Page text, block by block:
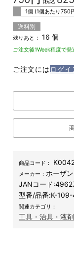
1個 (1個あたり750
送料別
残りあと： 16 個
ご注文後1Week程度で発
ご注文には ログイ
商品コード：
メーカー：ホーザン
JANコード:
型番/品番:K-109-
関連カテゴリ：
工具・治具・液